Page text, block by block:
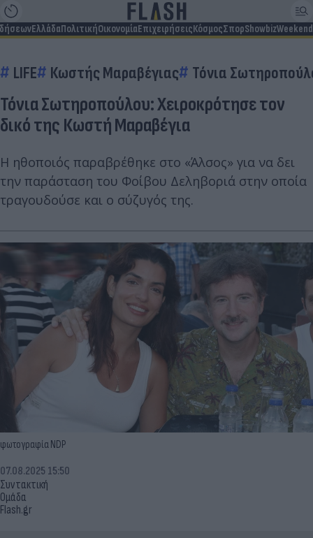
ΕλλάδαΠολιτικήΟικονομίαΕπιχειρήσειςΚόσμοςΣπορShowbizWeekend
LIFE Κωστής Μαραβέγιας Τόνια
Τόνια Σωτηροπούλου: Χειροκρότησε τον
δικό της Κωστή Μαραβέγια
Η ηθοποιός παραβρέθηκε στο «Άλσος» για να δει
την παράσταση του Φοίβου Δεληβοριά στην οποία
τραγουδούσε και ο σύζυγός της.
φωτογραφία NDP
Συντακτική
Ομάδα
Flash.gr
07.08.2025 15:50